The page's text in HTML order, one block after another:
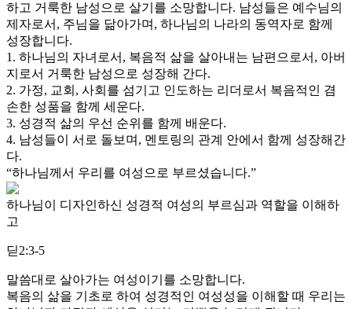
하고 거룩한 남성으로 살기를 소망합니다. 남성들은 예수님의
제자로서, 주님을 닮아가며, 하나님의 나라의 동역자로 함께
성장합니다.
1. 하나님의 자녀로서, 복음적 삶을 살아내는 남편으로서, 아버
지로서 거룩한 남성으로 성장해 간다.
2. 가정, 교회, 사회를 섬기고 인도하는 리더로서 복음적인 겸
손한 성품을 함께 세운다.
3. 성경적 삶의 우선 순위를 함께 배운다.
4. 남성들이 서로 돌보며, 멘토링의 관계 안에서 함께 성장해간
다.
“하나님께서 우리를 여성으로 부르셨습니다.”
하나님이 디자인하신 성경적 여성의 부르심과 역할을 이해하
고
딛2:3-5
말씀대로 살아가는 여성이기를 소망합니다.
복음의 삶을 기초로 하여 성경적인 여성성을 이해할 때 우리는